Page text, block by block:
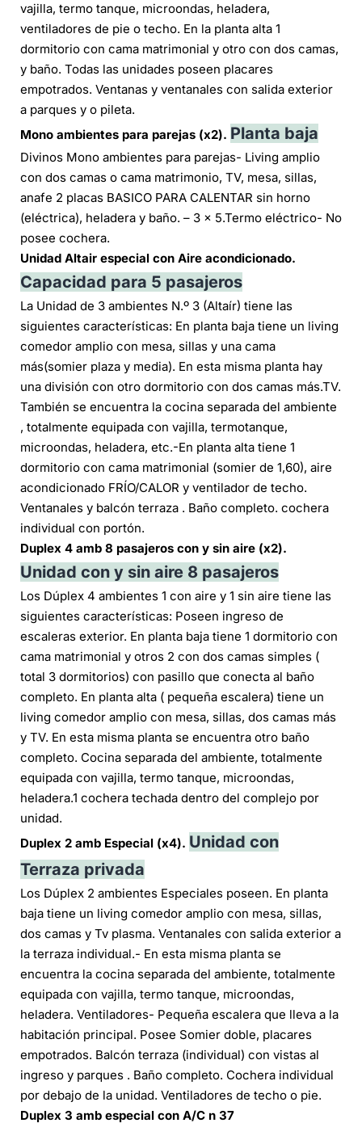
vajilla, termo tanque, microondas, heladera,
ventiladores de pie o techo. En la planta alta 1
dormitorio con cama matrimonial y otro con dos camas,
y baño. Todas las unidades poseen placares
empotrados. Ventanas y ventanales con salida exterior
a parques y o pileta.
Mono ambientes para parejas (x2). Planta baja
Divinos Mono ambientes para parejas- Living amplio
con dos camas o cama matrimonio, TV, mesa, sillas,
anafe 2 placas BASICO PARA CALENTAR sin horno
(eléctrica), heladera y baño. – 3 x 5.Termo eléctrico- No
posee cochera.
Unidad Altair especial con Aire acondicionado.
Capacidad para 5 pasajeros
La Unidad de 3 ambientes N.º 3 (Altaír) tiene las
siguientes características: En planta baja tiene un living
comedor amplio con mesa, sillas y una cama
más(somier plaza y media). En esta misma planta hay
una división con otro dormitorio con dos camas más.TV.
También se encuentra la cocina separada del ambiente
, totalmente equipada con vajilla, termotanque,
microondas, heladera, etc.-En planta alta tiene 1
dormitorio con cama matrimonial (somier de 1,60), aire
acondicionado FRÍO/CALOR y ventilador de techo.
Ventanales y balcón terraza . Baño completo. cochera
individual con portón.
Duplex 4 amb 8 pasajeros con y sin aire (x2).
Unidad con y sin aire 8 pasajeros
Los Dúplex 4 ambientes 1 con aire y 1 sin aire tiene las
siguientes características: Poseen ingreso de
escaleras exterior. En planta baja tiene 1 dormitorio con
cama matrimonial y otros 2 con dos camas simples (
total 3 dormitorios) con pasillo que conecta al baño
completo. En planta alta ( pequeña escalera) tiene un
living comedor amplio con mesa, sillas, dos camas más
y TV. En esta misma planta se encuentra otro baño
completo. Cocina separada del ambiente, totalmente
equipada con vajilla, termo tanque, microondas,
heladera.1 cochera techada dentro del complejo por
unidad.
Duplex 2 amb Especial (x4). Unidad con
Terraza privada
Los Dúplex 2 ambientes Especiales poseen. En planta
baja tiene un living comedor amplio con mesa, sillas,
dos camas y Tv plasma. Ventanales con salida exterior a
la terraza individual.- En esta misma planta se
encuentra la cocina separada del ambiente, totalmente
equipada con vajilla, termo tanque, microondas,
heladera. Ventiladores- Pequeña escalera que lleva a la
habitación principal. Posee Somier doble, placares
empotrados. Balcón terraza (individual) con vistas al
ingreso y parques . Baño completo. Cochera individual
por debajo de la unidad. Ventiladores de techo o pie.
Duplex 3 amb especial con A/C n 37